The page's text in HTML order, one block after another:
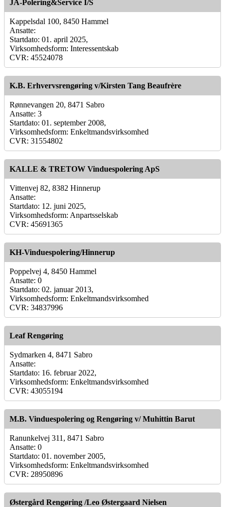
JA-Polering&Service I/S
Kappelsdal 100, 8450 Hammel
Ansatte:
Startdato: 01. april 2025,
Virksomhedsform: Interessentskab
CVR: 45524078
K.B. Erhvervsrengøring v/Kirsten Tang Beaufrère
Rønnevangen 20, 8471 Sabro
Ansatte: 3
Startdato: 01. september 2008,
Virksomhedsform: Enkeltmandsvirksomhed
CVR: 31554802
KALLE & TRETOW Vinduespolering ApS
Vittenvej 82, 8382 Hinnerup
Ansatte:
Startdato: 12. juni 2025,
Virksomhedsform: Anpartsselskab
CVR: 45691365
KH-Vinduespolering/Hinnerup
Poppelvej 4, 8450 Hammel
Ansatte: 0
Startdato: 02. januar 2013,
Virksomhedsform: Enkeltmandsvirksomhed
CVR: 34837996
Leaf Rengøring
Sydmarken 4, 8471 Sabro
Ansatte:
Startdato: 16. februar 2022,
Virksomhedsform: Enkeltmandsvirksomhed
CVR: 43055194
M.B. Vinduespolering og Rengøring v/ Muhittin Barut
Ranunkelvej 311, 8471 Sabro
Ansatte: 0
Startdato: 01. november 2005,
Virksomhedsform: Enkeltmandsvirksomhed
CVR: 28950896
Østergård Rengøring /Leo Østergaard Nielsen